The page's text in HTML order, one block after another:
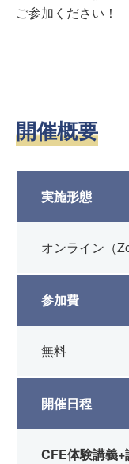
ご参加ください！
開催概要
実施形態
オンライン（
参加費
無料
開催日程
CFE体験講義